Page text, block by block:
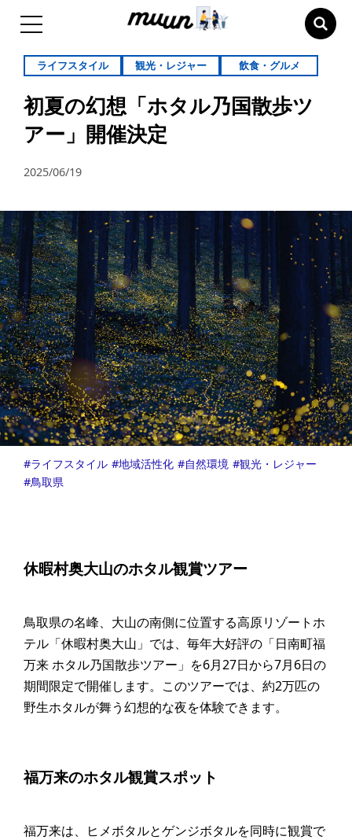
ライフスタイル 観光・レジャー 飲食・グルメ
初夏の幻想「ホタル乃国散歩ツ
アー」開催決定
2025/06/19
ライフスタイル 地域活性化 自然環境
観光・レジャー
鳥取県
休暇村奥大山のホタル観賞ツアー
鳥取県の名峰、大山の南側に位置する高原リゾートホ
テル「休暇村奥大山」では、毎年大好評の「日南町福
万来 ホタル乃国散歩ツアー」を6月27日から7月6日の
期間限定で開催します。このツアーでは、約2万匹の
野生ホタルが舞う幻想的な夜を体験できます。
福万来のホタル観賞スポット
福万来は、ヒメボタルとゲンジボタルを同時に観賞で